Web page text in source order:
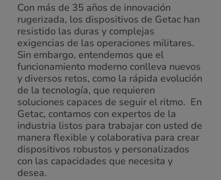
Con más de 35 años de innovación
rugerizada, los dispositivos de Getac han
resistido las duras y complejas
exigencias de las operaciones militares.
Sin embargo, entendemos que el
funcionamiento moderno conlleva nuevos
y diversos retos, como la rápida evolución
de la tecnología, que requieren
soluciones capaces de seguir el ritmo. En
Getac, contamos con expertos de la
industria listos para trabajar con usted de
manera flexible y colaborativa para crear
dispositivos robustos y personalizados
con las capacidades que necesita y
desea.